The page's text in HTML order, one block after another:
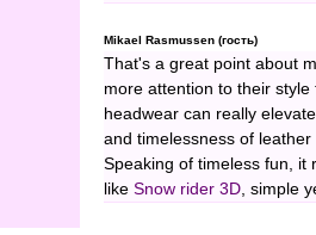
Mikael Rasmussen (гость)
That's a great point about
more attention to their
headwear can really
and timelessness of
Speaking of timeless fun, it
like Snow rider 3D, simple